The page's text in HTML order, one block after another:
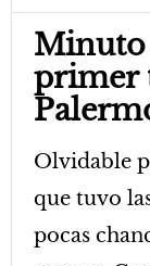
Minuto
primer
Olvidable
que tuvo
pocas